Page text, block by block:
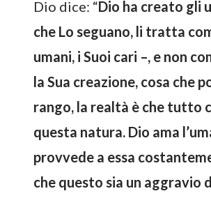
Dio dice: “Dio ha creato gli
che Lo seguano, li tratta
umani, i Suoi cari –, e non
la Sua creazione, cosa che
rango, la realtà è che tutto
questa natura. Dio ama
provvede a essa
che questo sia un aggravio